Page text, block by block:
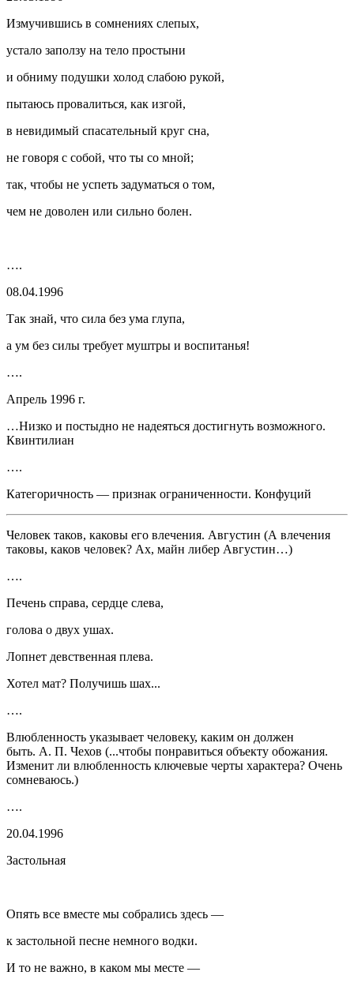
Измучившись в сомнениях слепых,
устало заползу на тело простыни
и обниму подушки холод слабою рукой,
пытаюсь провалиться, как изгой,
в невидимый спасательный круг сна,
не говоря с собой, что ты со мной;
так, чтобы не успеть задуматься о том,
чем не доволен или сильно болен.
….
08.04.1996
Так знай, что сила без ума глупа,
а ум без силы требует муштры и воспитанья!
….
Апрель 1996 г.
…Низко и постыдно не надеяться достигнуть возможного.
Квинтилиан
….
Категоричность — признак ограниченности. Конфуций
Человек таков, каковы его влечения. Августин (А влечения
таковы, каков человек? Ах, майн либер Августин…)
….
Печень справа, сердце слева,
голова о двух ушах.
Лопнет девственная плева.
Хотел мат? Получишь шах...
….
Влюбленность указывает человеку, каким он должен
быть. А. П. Чехов (...чтобы понравиться объекту обожания.
Изменит ли влюбленность ключевые черты характера? Очень
сомневаюсь.)
….
20.04.1996
Застольная
Опять все вместе мы собрались здесь —
к застольной песне немного водки.
И то не важно, в каком мы месте —